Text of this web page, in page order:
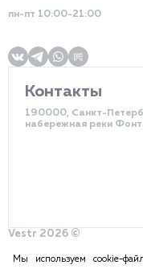
пн-пт 10:00-21:00
Контакты
190000, Санкт-
набережная реки
Vestr 2026 ©
Разработка сайта – DDQ
Мы используем cookie-